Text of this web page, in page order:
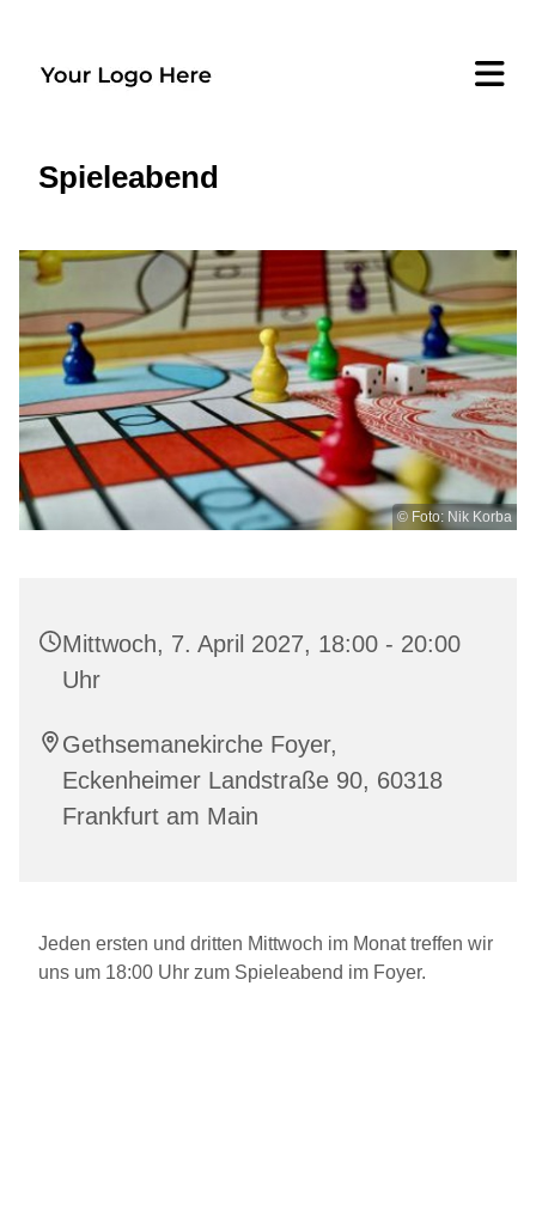
Spieleabend
© Foto: Nik Korba
Mittwoch, 7. April 2027, 18:00 - 20:00
Uhr
Gethsemanekirche Foyer,
Eckenheimer Landstraße 90, 60318
Frankfurt am Main
Jeden ersten und dritten Mittwoch im Monat treffen wir
uns um 18:00 Uhr zum Spieleabend im Foyer.